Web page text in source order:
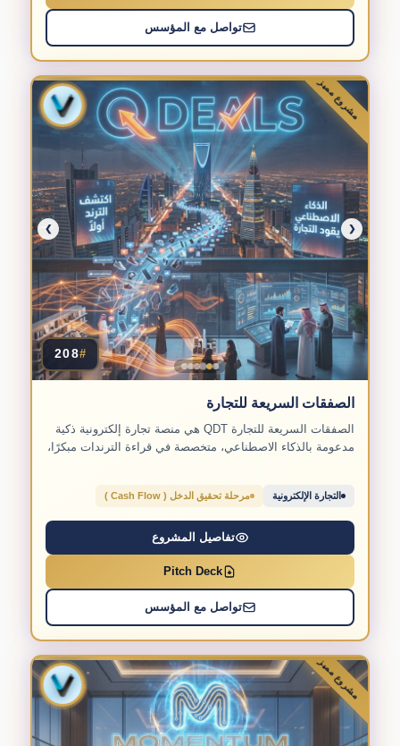
تواصل مع المؤسس
مشروع مميز
❮
❯
#
208
الصفقات السريعة للتجارة
الصفقات السريعة للتجارة QDT هي منصة تجارة إلكترونية ذكية
مدعومة بالذكاء الاصطناعي، متخصصة في قراءة الترندات مبكرًا،
التجارة الإلكترونية مرحلة تحقيق الدخل ( Cash Flow )
تفاصيل المشروع
Pitch Deck
تواصل مع المؤسس
مشروع مميز